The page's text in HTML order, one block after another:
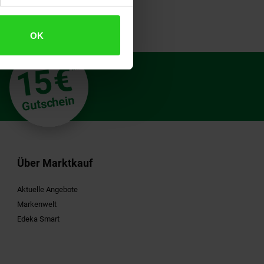
OK
15€**
Gutschein
Über Marktkauf
Aktuelle Angebote
Markenwelt
Edeka Smart